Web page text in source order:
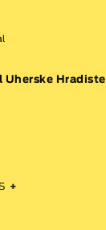
Uherske Hradiste
+